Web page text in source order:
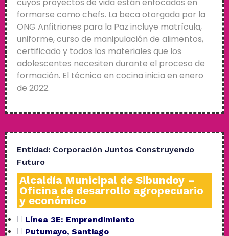
cuyos proyectos de vida están enfocados en
formarse como chefs. La beca otorgada por la
ONG Anfitriones para la Paz incluye matrícula,
uniforme, curso de manipulación de alimentos,
certificado y todos los materiales que los
adolescentes necesiten durante el proceso de
formación. El técnico en cocina inicia en enero
de 2022.
Entidad: Corporación Juntos Construyendo
Futuro
Alcaldía Municipal de Sibundoy –
Oficina de desarrollo agropecuario
y económico
Línea 3E: Emprendimiento
Putumayo, Santiago